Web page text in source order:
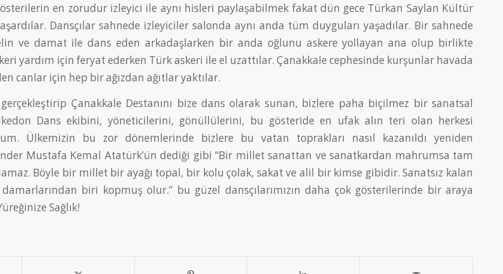
en zorudur izleyici ile aynı hisleri paylaşabilmek fakat dün gece Türkan Saylan Kültür
Dansçılar sahnede izleyiciler salonda aynı anda tüm duyguları yaşadılar. Bir sahnede
ve damat ile dans eden arkadaşlarken bir anda oğlunu askere yollayan ana olup birlikte
yardım için feryat ederken Türk askeri ile el uzattılar. Çanakkale cephesinde kurşunlar havada
canlar için hep bir ağızdan ağıtlar yaktılar.
Çanakkale Destanını bize dans olarak sunan, bizlere paha biçilmez bir sanatsal
Dans ekibini, yöneticilerini, gönüllülerini, bu gösteride en ufak alın teri olan herkesi
Ülkemizin bu zor dönemlerinde bizlere bu vatan toprakları nasıl kazanıldı yeniden
Mustafa Kemal Atatürk’ün dediği gibi “Bir millet sanattan ve sanatkardan mahrumsa tam
Böyle bir millet bir ayağı topal, bir kolu çolak, sakat ve alil bir kimse gibidir. Sanatsız kalan
biri kopmuş olur.” bu güzel dansçılarımızın daha çok gösterilerinde bir araya
Sağlık!